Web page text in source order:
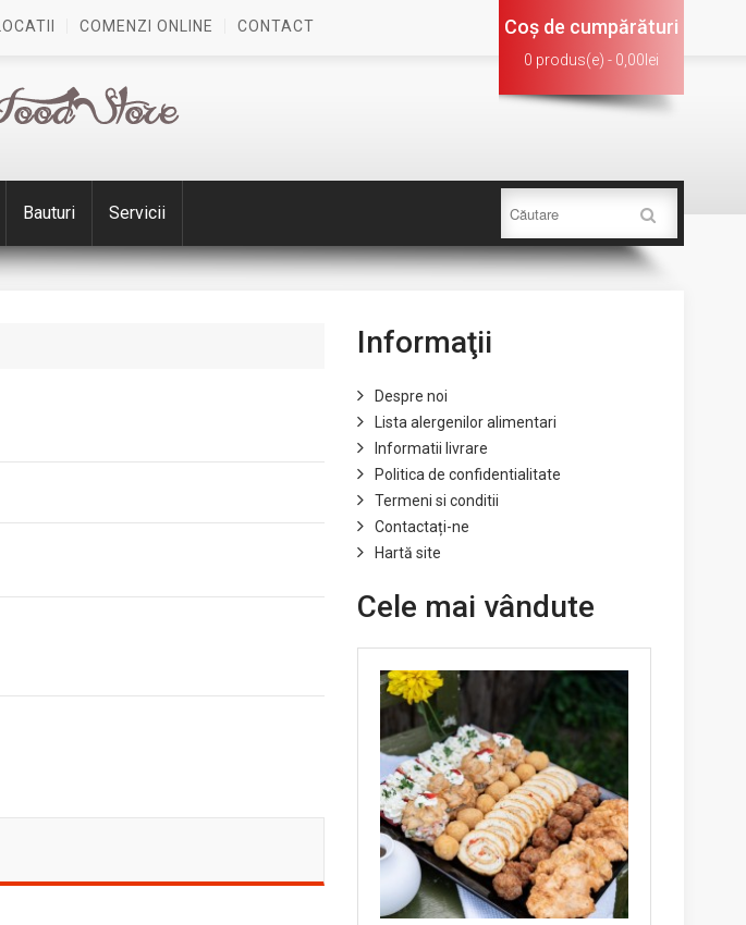
Coş de cumpărături
0 produs(e) - 0,00lei
LOCATII COMENZI ONLINE CONTACT
Bauturi Servicii
Informaţii
Despre noi
Lista alergenilor alimentari
Informatii livrare
Politica de confidentialitate
Termeni si conditii
Contactați-ne
Hartă site
Cele mai vândute